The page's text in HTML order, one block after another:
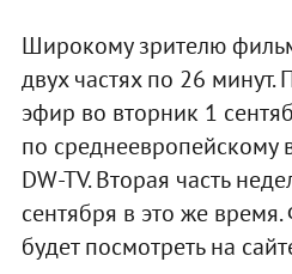
Широкому зрителю
двух частях по 26 минут.
эфир во вторник 1
по среднеевропейскому
DW-TV. Вторая часть
сентября в это же
будет посмотреть на